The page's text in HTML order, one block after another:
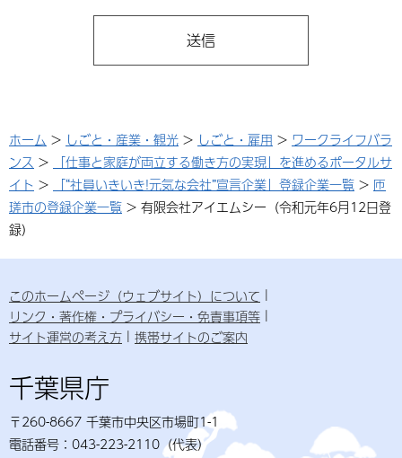
ホーム > しごと・産業・観光 > しごと・雇用 > ワークライフバラ
ンス >
「仕事と家庭が両立する働き方の実現」を進めるポータルサ
イト > 「“社員いきいき!元気な会社”宣言企業」登録企業一覧 > 匝
瑳市の登録企業一覧 > 有限会社アイエムシー（令和元年6月12日登
録）
このホームページ（ウェブサイト）について
リンク・著作権・プライバシー・免責事項等
サイト運営の考え方
携帯サイトのご案内
千葉県庁
〒260-8667 千葉市中央区市場町1-1
電話番号：043-223-2110（代表）